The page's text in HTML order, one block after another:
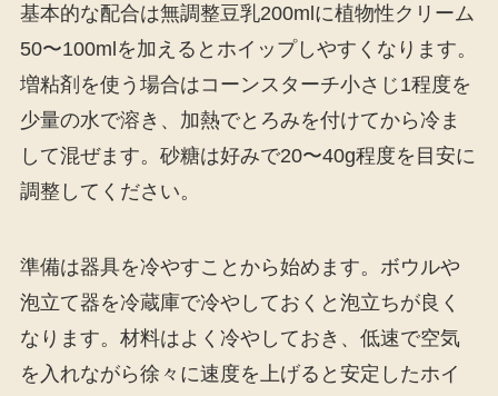
基本的な配合は無調整豆乳200mlに植物性クリーム
50〜100mlを加えるとホイップしやすくなります。
増粘剤を使う場合はコーンスターチ小さじ1程度を
少量の水で溶き、加熱でとろみを付けてから冷ま
して混ぜます。砂糖は好みで20〜40g程度を目安に
調整してください。
準備は器具を冷やすことから始めます。ボウルや
泡立て器を冷蔵庫で冷やしておくと泡立ちが良く
なります。材料はよく冷やしておき、低速で空気
を入れながら徐々に速度を上げると安定したホイ